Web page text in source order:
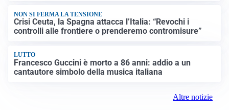
NON SI FERMA LA TENSIONE
Crisi Ceuta, la Spagna attacca l’Italia: “Revochi i
controlli alle frontiere o prenderemo contromisure”
LUTTO
Francesco Guccini è morto a 86 anni: addio a un
cantautore simbolo della musica italiana
Altre notizie